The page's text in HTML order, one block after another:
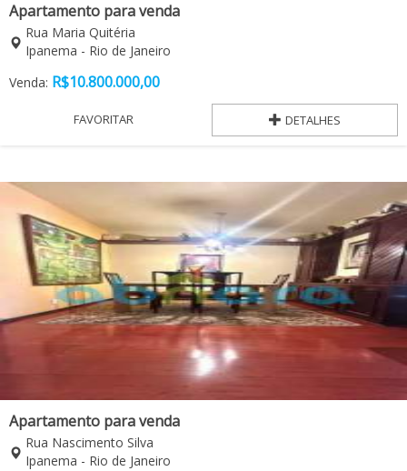
Apartamento para venda
Rua Maria Quitéria
Ipanema - Rio de Janeiro
Venda: R$10.800.000,00
FAVORITAR DETALHES
Apartamento para venda
Rua Nascimento Silva
Ipanema - Rio de Janeiro